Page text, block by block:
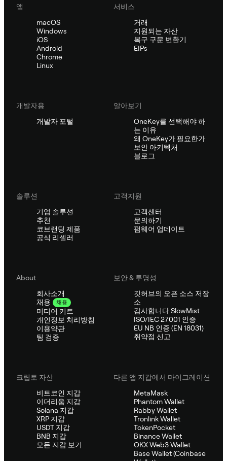
앱
macOS
Windows
iOS
Android
Chrome
Linux
서비스
거래
지원되는 자산
복구 구문 변환기
EIPs
개발자용
개발자 포털
알아보기
OneKey를 선택해야 하
는 이유
왜 OneKey가 필요한가
보안 아키텍처
블로그
솔루션
기업 솔루션
추천
코브랜딩 제품
공식 리셀러
고객지원
고객센터
문의하기
펌웨어 업데이트
About
회사소개
채용
채용
미디어 키트
개인정보 처리방침
이용약관
팀 검증
보안 & 투명성
깃허브의 오픈 소스 저장
소
감사합니다 SlowMist
ISO/IEC 27001 인증
EU NB 인증 (EN 18031)
취약점 신고
크립토 자산
비트코인 지갑
이더리움 지갑
Solana 지갑
XRP 지갑
USDT 지갑
BNB 지갑
모든 지갑 보기
다른 앱 지갑에서 마이그레이션
MetaMask
Phantom Wallet
Rabby Wallet
Tronlink Wallet
TokenPocket
Binance Wallet
OKX Web3 Wallet
Base Wallet (Coinbase